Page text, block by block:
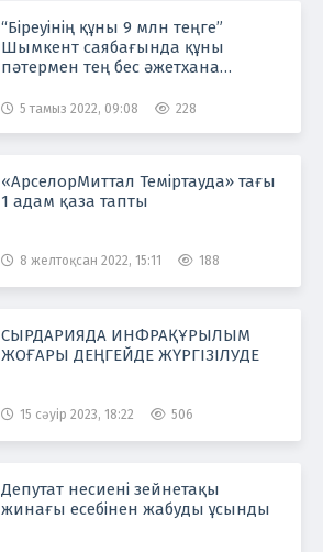
“Біреуінің құны 9 млн теңге”
Шымкент саябағында құны
пәтермен тең бес әжетхана
5 тамыз 2022, 09:08 228
«АрселорМиттал Теміртауда» тағы
1 адам қаза тапты
8 желтоқсан 2022, 15:11 188
СЫРДАРИЯДА ИНФРАҚҰРЫЛЫМ
ЖОҒАРЫ ДЕҢГЕЙДЕ ЖҮРГІЗІЛУДЕ
15 сәуір 2023, 18:22 506
Депутат несиені зейнетақы
жинағы есебінен жабуды ұсынды